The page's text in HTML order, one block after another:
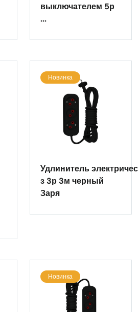
выключателем 5р
...
Новинка
Удлинитель
з 3р 3м черный
Заря
Новинка